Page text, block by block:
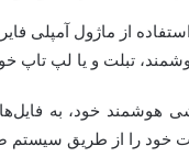
استفاده از ماژول آمپلی
تبلت و یا لپ تاپ
هوشمند خود، به
خود را از طریق سیستم